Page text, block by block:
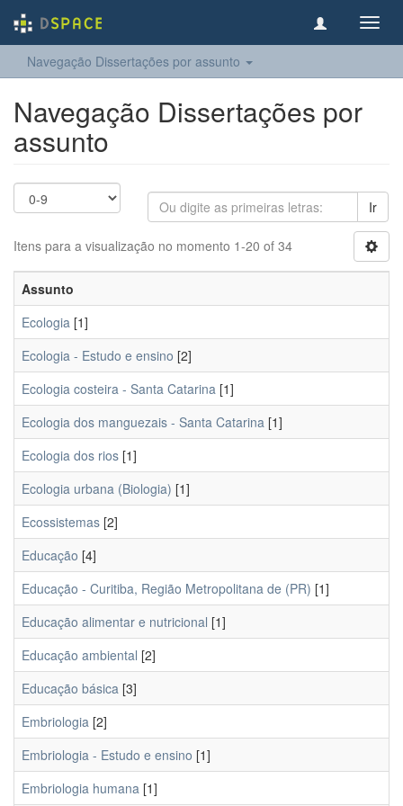
Navegação Dissertações por assunto
Navegação Dissertações por
assunto
Ir
Itens para a visualização no momento 1-20 of 34
Assunto
Ecologia [1]
Ecologia - Estudo e ensino [2]
Ecologia costeira - Santa Catarina [1]
Ecologia dos manguezais - Santa Catarina [1]
Ecologia dos rios [1]
Ecologia urbana (Biologia) [1]
Ecossistemas [2]
Educação [4]
Educação - Curitiba, Região Metropolitana de (PR) [1]
Educação alimentar e nutricional [1]
Educação ambiental [2]
Educação básica [3]
Embriologia [2]
Embriologia - Estudo e ensino [1]
Embriologia humana [1]